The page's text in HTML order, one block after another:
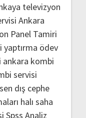
televizyon
Ankara
Panel Tamiri
yaptırma ödev
kombi
servisi
dış cephe
halı saha
Spss Analiz